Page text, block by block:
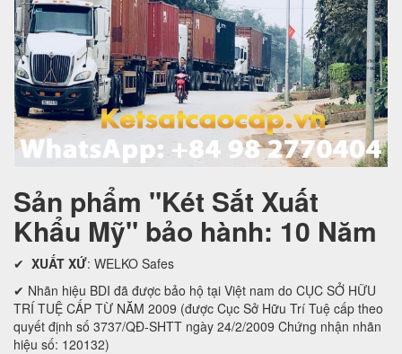
Sản phẩm "Két Sắt Xuất
Khẩu Mỹ" bảo hành: 10 Năm
✔ XUẤT XỨ: WELKO Safes
✔ Nhãn hiệu BDI đã được bảo hộ tại Việt nam do CỤC SỞ HỮU
TRÍ TUỆ CẤP TỪ NĂM 2009 (được Cục Sở Hữu Trí Tuệ cấp theo
quyết định số 3737/QĐ-SHTT ngày 24/2/2009 Chứng nhận nhãn
hiệu số: 120132)